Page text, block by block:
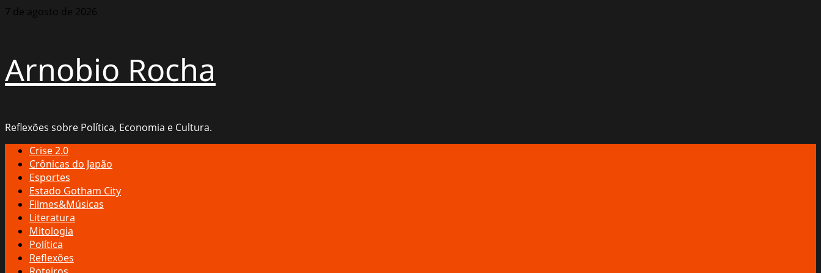
Skip
7 de agosto de 2026
Arnobio Rocha
Reflexões sobre Política, Economia e Cultura.
Primary
Menu
Crise 2.0
Crônicas do Japão
Esportes
Estado Gotham City
Filmes&Músicas
Literatura
Mitologia
Política
Reflexões